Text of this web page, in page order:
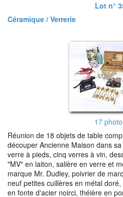
Lot n°
Céramique / Verrerie
17
Réunion de 18 objets de table
découper Ancienne Maison dans
verre à pieds, cinq verres à vin,
"MV" en laiton, salière en verre et
marque Mr. Dudley, poivrier de
neuf petites cuillères en métal
en fonte d'acier noirci, théière en